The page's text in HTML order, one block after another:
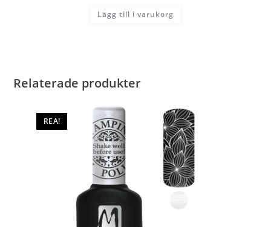
Lägg till i varukorg
Relaterade produkter
REA!